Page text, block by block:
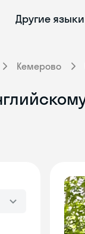
Другие языки
Кемерово